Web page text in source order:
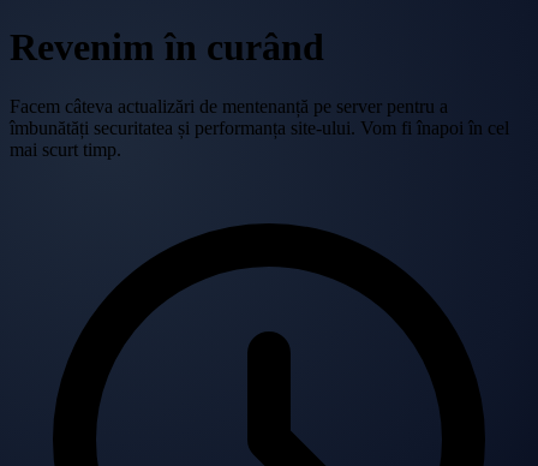
Revenim în curând
Facem câteva actualizări de mentenanță pe server pentru a
îmbunătăți securitatea și performanța site-ului. Vom fi înapoi în cel
mai scurt timp.